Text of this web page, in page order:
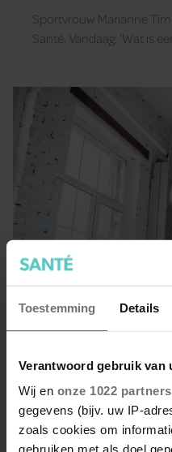
Toestemming Details
Verantwoord gebruik van
Wij en onze 1022 partners
gegevens (bijv. uw IP-
zoals cookies om
gebruiken met als doel
Sportvrouw Marianne
Santé. Vandaag: 'Wat is
gemiddeld in
Wij Nederlanders scoren
ladder. Maar leuk is het
mensen gemiddeld